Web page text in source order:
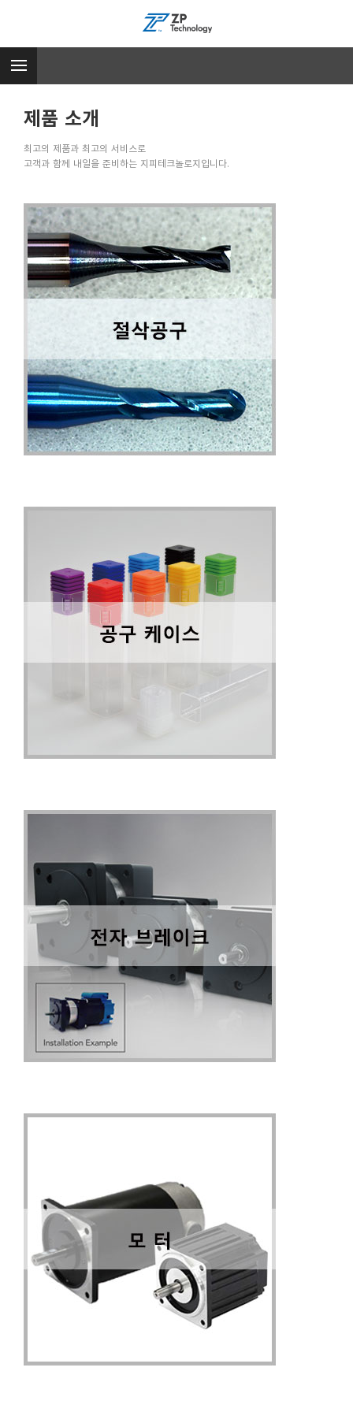
제품 소개
최고의 제품과 최고의 서비스로
고객과 함께 내일을 준비하는 지피테크놀로지입니다.